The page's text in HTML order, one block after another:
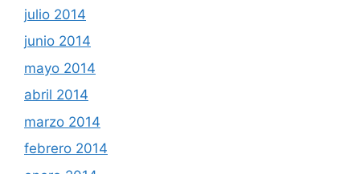
julio 2014
junio 2014
mayo 2014
abril 2014
marzo 2014
febrero 2014